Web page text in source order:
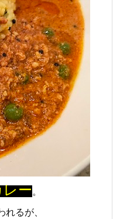
ー。
るが、